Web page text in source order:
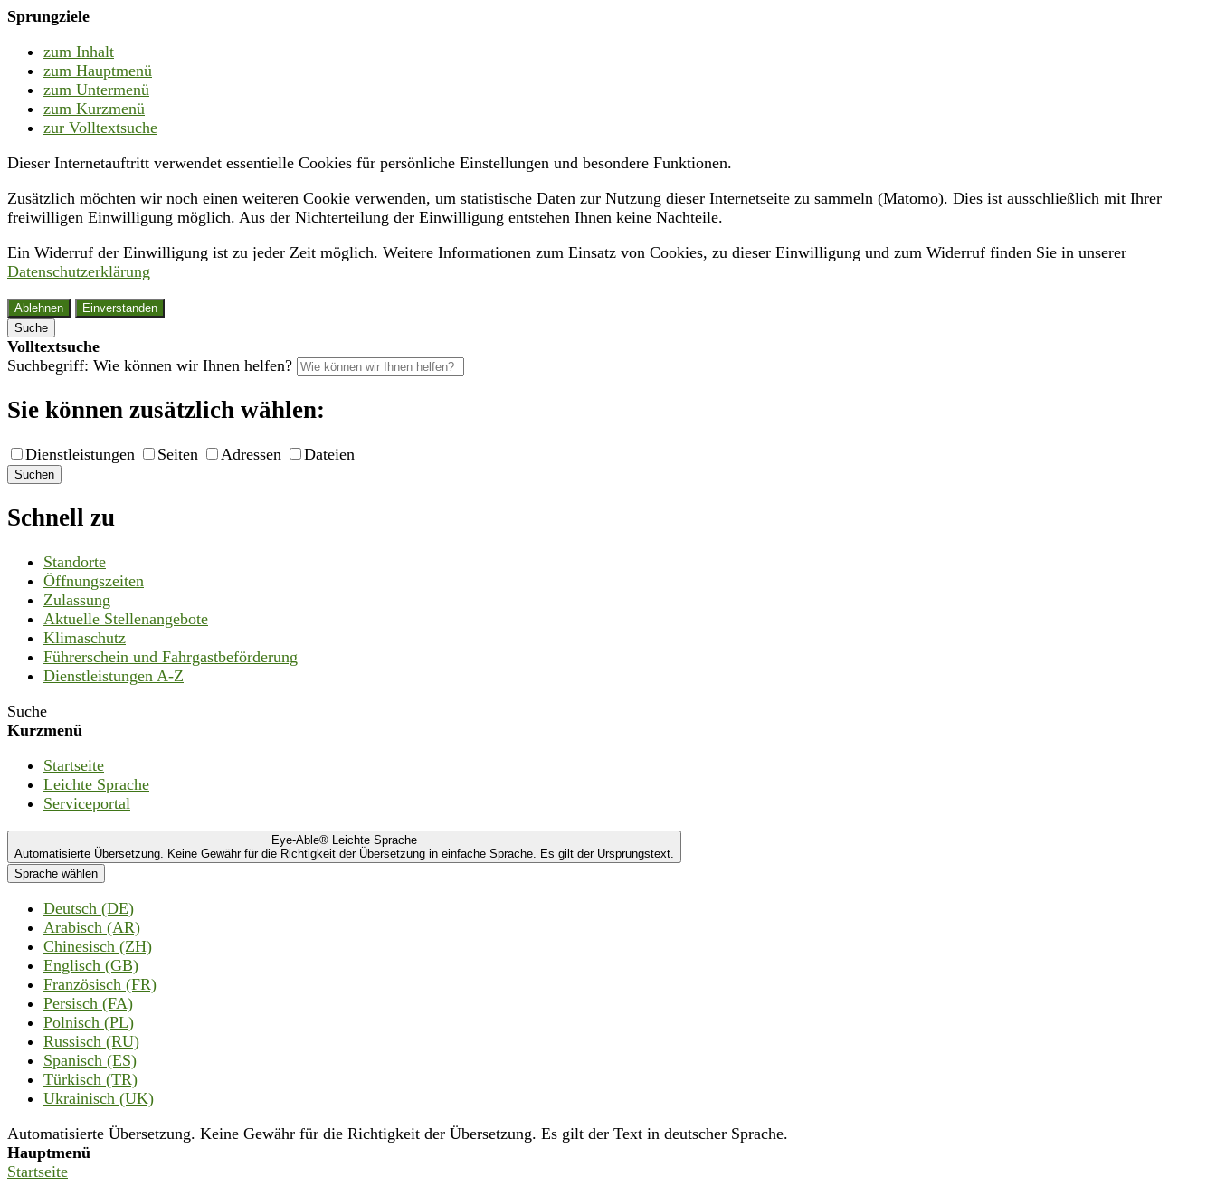
Sprungziele
zum Inhalt
zum Hauptmenü
zum Untermenü
zum Kurzmenü
zur Volltextsuche
Dieser Internetauftritt verwendet essentielle Cookies für persönliche Einstellungen und besondere Funktionen.
Zusätzlich möchten wir noch einen weiteren Cookie verwenden, um statistische Daten zur Nutzung dieser Internetseite zu sammeln (Matomo). Dies ist ausschließlich mit Ihrer
freiwilligen Einwilligung möglich. Aus der Nichterteilung der Einwilligung entstehen Ihnen keine Nachteile.
Ein Widerruf der Einwilligung ist zu jeder Zeit möglich. Weitere Informationen zum Einsatz von Cookies, zu dieser Einwilligung und zum Widerruf finden Sie in unserer
Datenschutzerklärung
Ablehnen
Einverstanden
Suche
Volltextsuche
Suchbegriff: Wie können wir Ihnen helfen?
Sie können zusätzlich wählen:
Dienstleistungen Seiten Adressen Dateien
Suchen
Schnell zu
Standorte
Öffnungszeiten
Zulassung
Aktuelle Stellenangebote
Klimaschutz
Führerschein und Fahrgastbeförderung
Dienstleistungen A-Z
Suche
Kurzmenü
Startseite
Leichte Sprache
Serviceportal
Eye-Able® Leichte Sprache
Automatisierte Übersetzung. Keine Gewähr für die Richtigkeit der Übersetzung in einfache Sprache. Es gilt der Ursprungstext.
Sprache wählen
Deutsch (DE)
Arabisch (AR)
Chinesisch (ZH)
Englisch (GB)
Französisch (FR)
Persisch (FA)
Polnisch (PL)
Russisch (RU)
Spanisch (ES)
Türkisch (TR)
Ukrainisch (UK)
Automatisierte Übersetzung. Keine Gewähr für die Richtigkeit der Übersetzung. Es gilt der Text in deutscher Sprache.
Hauptmenü
Startseite